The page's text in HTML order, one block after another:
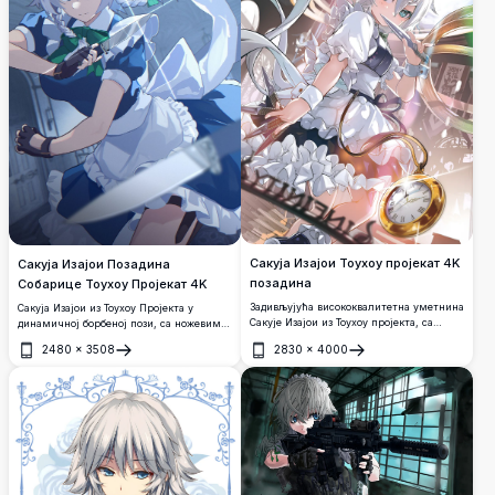
Сакуја Изајои Позадина
Собарице Тоухоу Пројекат 4K
Сакуја Изајои из Тоухоу Пројекта у
динамичној борбеној пози, са ножевима
белом кецељом. Аниме уметничко дело
висоске резолуције 4K са задивљујућим
детаљима и живописним плавим
тоновима.
2480 × 3508
Отвори
Сакуја Изајои Тоухоу пројекат 4K
позадина
Задивљујућа висококвалитетна уметнина
Сакује Изајои из Тоухоу пројекта, са
сребрном косом и џепним сатом.
Динамична композиција са ножевима и
вртложним тракама у живописним
детаљима.
2830 × 4000
Отвори